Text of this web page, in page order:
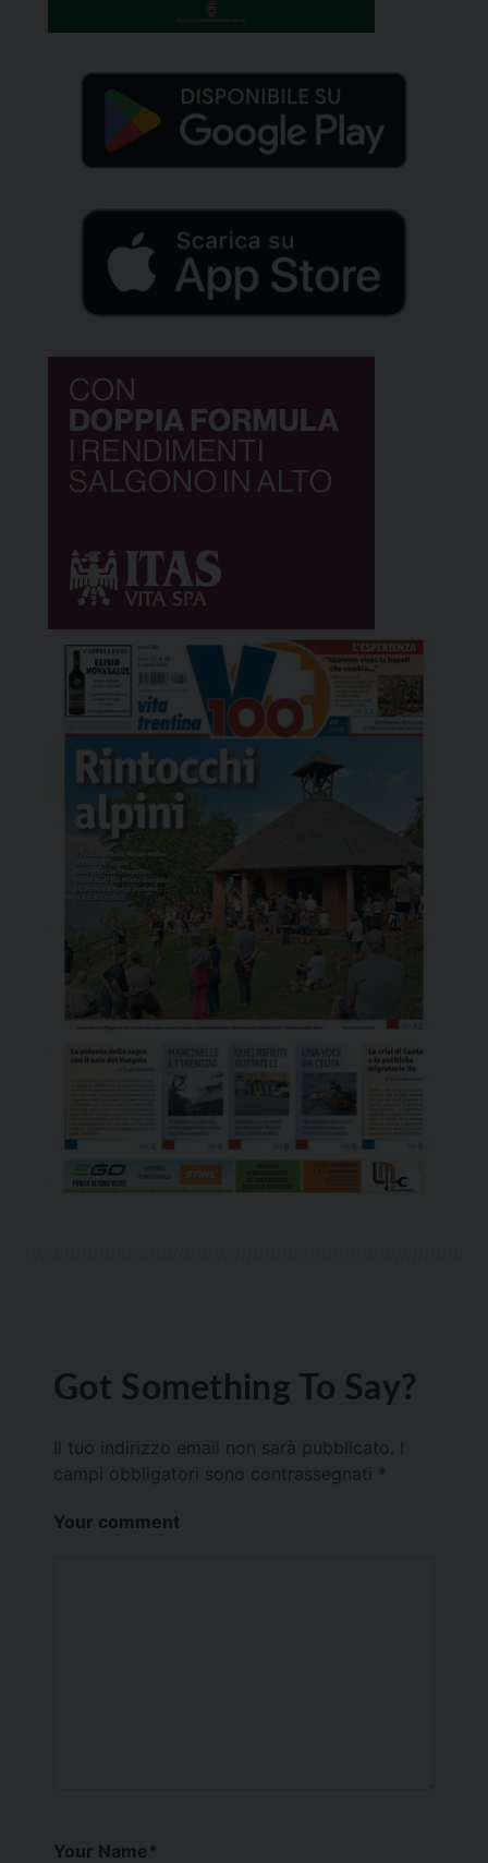
Got Something To Say?
Il tuo indirizzo email non sarà pubblicato.
campi obbligatori sono contrassegnati *
Your comment
Your Name*